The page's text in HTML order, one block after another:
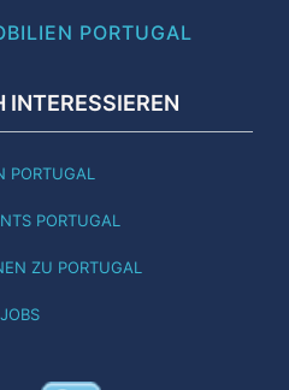
PORTUGAL
INTERESSIEREN
PORTUGAL
PORTUGAL
ZU PORTUGAL
JOBS